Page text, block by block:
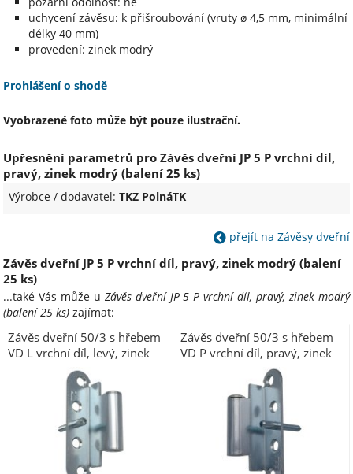
uchycení závěsu: k přišroubování (vruty ø 4,5 mm, minimální
délky 40 mm)
provedení: zinek modrý
Prohlášení o shodě
Vyobrazené foto může být pouze ilustrační.
Upřesnění parametrů pro Závěs dveřní JP 5 P vrchní díl,
pravý, zinek modrý (balení 25 ks)
Výrobce / dodavatel:TKZ PolnáTK
přejít na Závěsy dveřní
Závěs dveřní JP 5 P vrchní díl, pravý, zinek modrý (balení
25 ks)
...také Vás může u Závěs dveřní JP 5 P vrchní díl, pravý, zinek modrý
(balení 25 ks) zajímat:
Závěs dveřní 50/3 s hřebem
VD L vrchní díl, levý, zinek
Závěs dveřní 50/3 s hřebem
VD P vrchní díl, pravý, zinek